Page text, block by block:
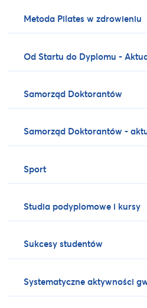
Metoda Pilates w zdrowieniu
Od Startu do Dyplomu -
Samorząd Doktorantów
Samorząd Doktorantów -
Sport
Studia podyplomowe i kursy
Sukcesy studentów
Systematyczne aktywności